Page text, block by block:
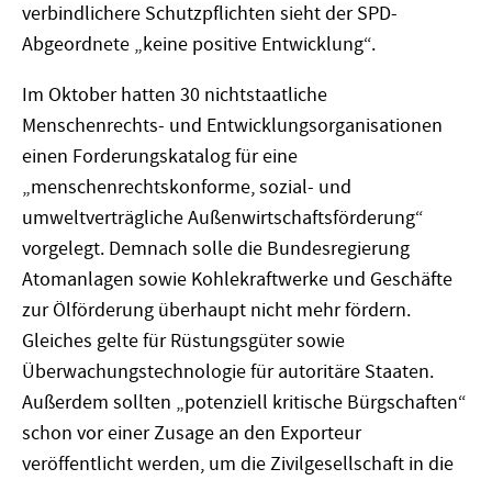
verbindlichere Schutzpflichten sieht der SPD-
Abgeordnete „keine positive Entwicklung“.
Im Oktober hatten 30 nichtstaatliche
Menschenrechts- und Entwicklungsorganisationen
einen Forderungskatalog für eine
„menschenrechtskonforme, sozial- und
umweltverträgliche Außenwirtschaftsförderung“
vorgelegt. Demnach solle die Bundesregierung
Atomanlagen sowie Kohlekraftwerke und Geschäfte
zur Ölförderung überhaupt nicht mehr fördern.
Gleiches gelte für Rüstungsgüter sowie
Überwachungstechnologie für autoritäre Staaten.
Außerdem sollten „potenziell kritische Bürgschaften“
schon vor einer Zusage an den Exporteur
veröffentlicht werden, um die Zivilgesellschaft in die